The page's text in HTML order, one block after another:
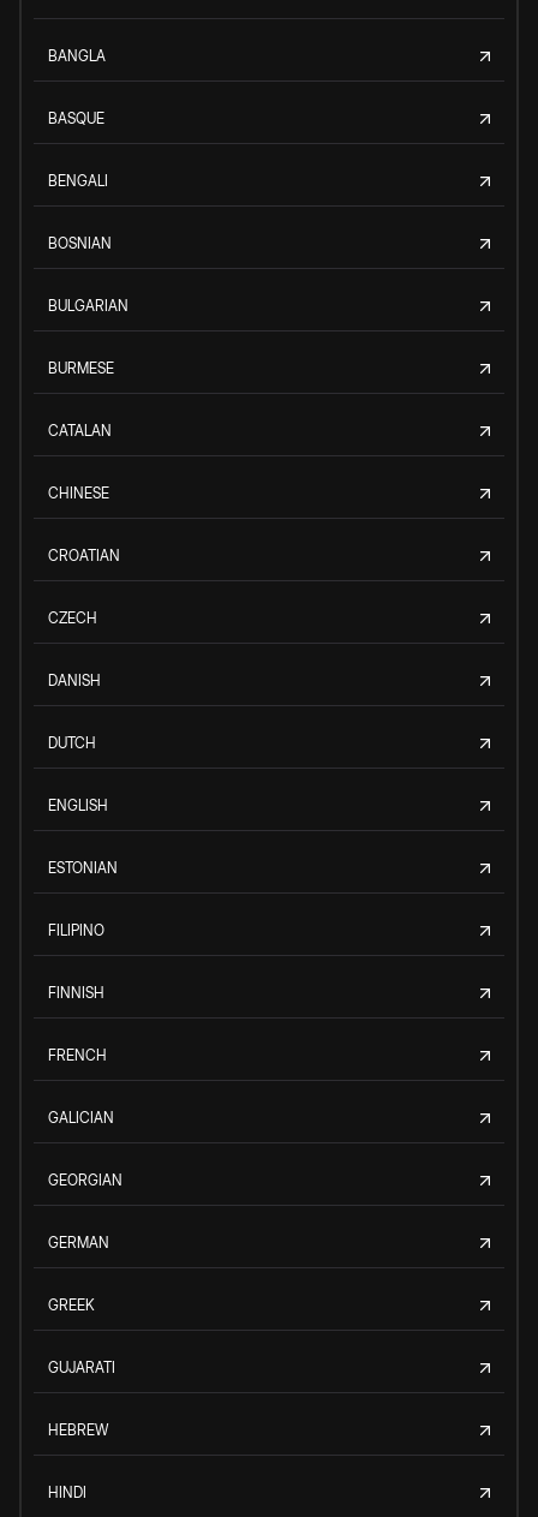
BANGLA
BASQUE
BENGALI
BOSNIAN
BULGARIAN
BURMESE
CATALAN
CHINESE
CROATIAN
CZECH
DANISH
DUTCH
ENGLISH
ESTONIAN
FILIPINO
FINNISH
FRENCH
GALICIAN
GEORGIAN
GERMAN
GREEK
GUJARATI
HEBREW
HINDI